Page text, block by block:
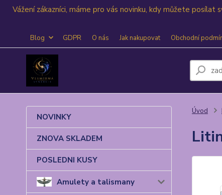
Vážení zákazníci, máme pro vás novinku, kdy můžete
Blog GDPR O nás Jak nakupovat Obchodní
NOVINKY
ZNOVA SKLADEM
POSLEDNI KUSY
Amulety a talismany
Úvod